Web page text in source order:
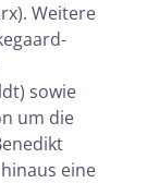
Weitere
sowie
um die
eine